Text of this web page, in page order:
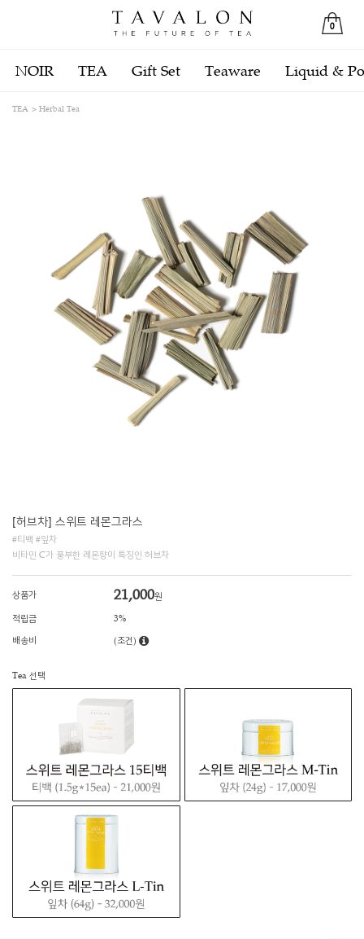
0
NOIR TEA Gift Set Teaware Liquid &
TEA Herbal Tea
[허브차] 스위트 레몬그라스
#티백 #잎차
비타민 C가 풍부한 레몬향이 특징인 허브차
상품가 21,000원
적립금 3%
배송비 (조건)
Tea 선택